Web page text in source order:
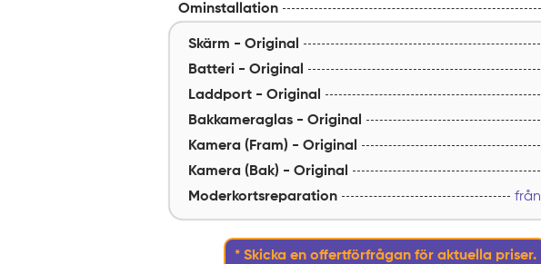
Ominstallation
Skärm - Original
Batteri - Original
Laddport - Original
Bakkameraglas - Original
Kamera (Fram) - Original
Kamera (Bak) - Original
Moderkortsreparation
från
* Skicka en offertförfrågan för aktuella priser.